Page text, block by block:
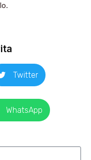
Twitter
WhatsApp